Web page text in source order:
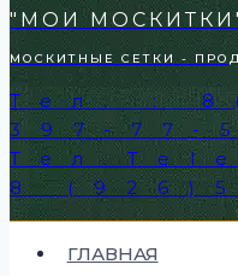
"МОИ
МОСКИТНЫЕ СЕТКИ -
Тел. :
397-77-
8
ГЛАВНАЯ